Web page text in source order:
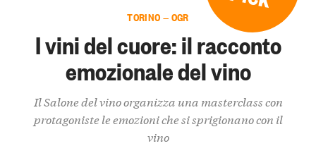
TORINO — OGR
I vini del cuore: il racconto
emozionale del vino
Il Salone del vino organizza una masterclass con
protagoniste le emozioni che si sprigionano con il
vino